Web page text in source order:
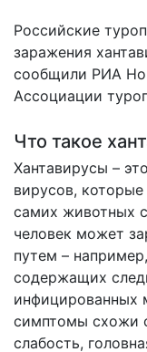
Российские
заражения
сообщили РИА
Ассоциации
Что такое
Хантавирусы –
вирусов,
самих животных
человек может
путем –
содержащих
инфицированных
симптомы схожи
слабость,